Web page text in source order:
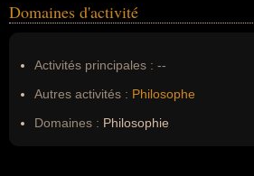
Domaines d'activité
Activités principales : --
Autres activités : Philosophe
Domaines : Philosophie